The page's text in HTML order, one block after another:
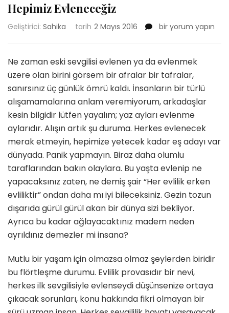
Hepimiz Evleneceğiz
Geliştirici: Sahika tarih 2 Mayıs 2016
Hepimiz
bir yorum yapın
Ne zaman eski sevgilisi evlenen ya da evlenmek
üzere olan birini görsem bir afralar bir tafralar,
sanırsınız üç günlük ömrü kaldı. İnsanların bir türlü
alışamamalarına anlam veremiyorum, arkadaşlar
kesin bilgidir lütfen yayalım; yaz ayları evlenme
aylarıdır. Alışın artık şu duruma. Herkes evlenecek
merak etmeyin, hepimize yetecek kadar eş adayı var
dünyada. Panik yapmayın. Biraz daha olumlu
taraflarından bakın olaylara. Bu yaşta evlenip ne
yapacaksınız zaten, ne demiş şair “Her evlilik erken
evliliktir” ondan daha mı iyi bileceksiniz. Gezin tozun
dışarıda gürül gürül akan bir dünya sizi bekliyor.
Ayrıca bu kadar ağlayacaktınız madem neden
ayrıldınız demezler mi insana?
Mutlu bir yaşam için olmazsa olmaz şeylerden biridir
bu flörtleşme durumu. Evlilik provasıdır bir nevi,
herkes ilk sevgilisiyle evlenseydi düşünsenize ortaya
çıkacak sorunları, konu hakkında fikri olmayan bir